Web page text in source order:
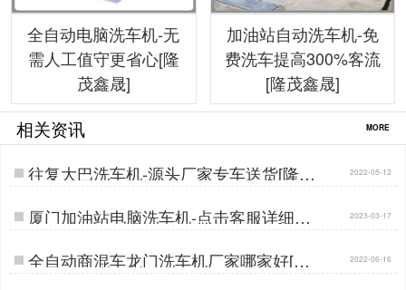
全自动电脑洗车机-无
需人工值守更省心[隆
茂鑫晟]
加油站自动洗车机-免
费洗车提高300%客流
[隆茂鑫晟]
相关资讯 MORE
往复大巴洗车机-源头厂家专车送货[隆茂
鑫晟]…
2022-05-12
厦门加油站电脑洗车机-点击客服详细了
解[隆茂鑫晟]…
2023-03-17
全自动商混车龙门洗车机厂家哪家好[隆
茂鑫晟]…
2022-06-16